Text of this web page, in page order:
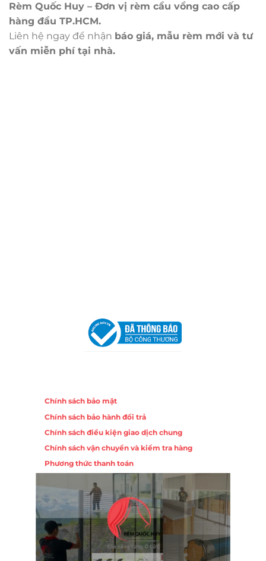
Rèm Quốc Huy – Đơn vị rèm cầu vồng cao cấp
hàng đầu TP.HCM.
Liên hệ ngay để nhận báo giá, mẫu rèm mới và tư
vấn miễn phí tại nhà.
Chính sách bảo mật
Chính sách bảo hành đổi trả
Chính sách điều kiện giao dịch chung
Chính sách vận chuyển và kiểm tra hàng
Phương thức thanh toán